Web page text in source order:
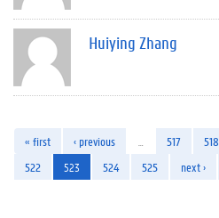
Huiying Zhang
« first ‹ previous 517 518
522
523 524 525 next ›